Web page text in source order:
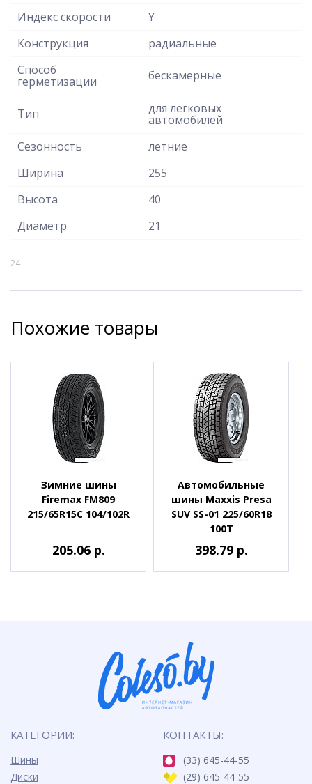
Индекс скорости
Y
Конструкция
радиальные
Способ
герметизации бескамерные
Тип для легковых
автомобилей
Сезонность
летние
Ширина
255
Высота
40
Диаметр
21
24
Похожие товары
Зимние шины
Firemax FM809
215/65R15C 104/102R
205.06 р.
Автомобильные
шины Maxxis Presa
SUV SS-01 225/60R18
100T
398.79 р.
КАТЕГОРИИ:
Шины
Диски
КОНТАКТЫ:
(33) 645-44-55
(29) 645-44-55